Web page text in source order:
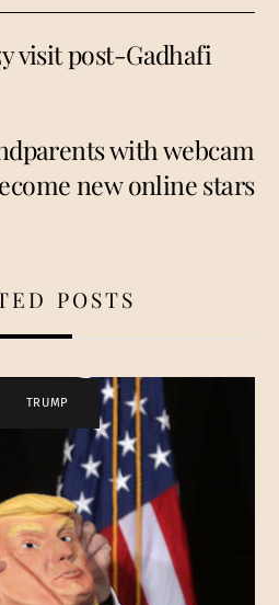
visit post-Gadhafi
with webcam
new online stars
POSTS
TRUMP